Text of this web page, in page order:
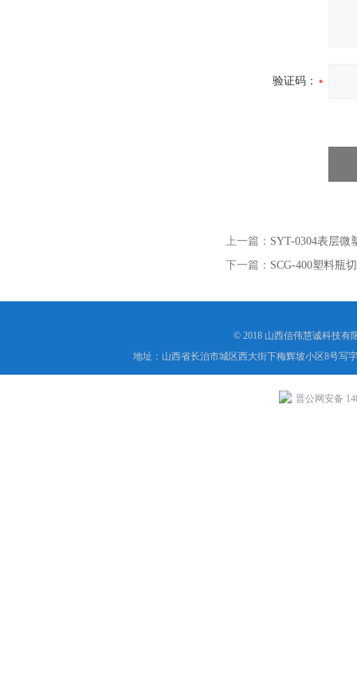
验证码：
上一篇： SYT-0304表层微
下一篇： SCG-400塑料瓶
© 2018 山西信伟慧诚科技有
地址：山西省长治市城区西大街下梅辉坡小区8号写
晋公网安备